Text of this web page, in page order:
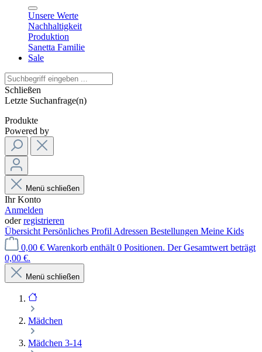
Unsere Werte
Nachhaltigkeit
Produktion
Sanetta Familie
Sale
Schließen
Letzte Suchanfrage(n)
Produkte
Powered by
Menü schließen
Ihr Konto
Anmelden
oderregistrieren
Übersicht Persönliches Profil Adressen Bestellungen Meine Kids
0,00 € Warenkorb enthält 0 Positionen. Der Gesamtwert beträgt
0,00 €.
Menü schließen
Mädchen
Mädchen 3-14